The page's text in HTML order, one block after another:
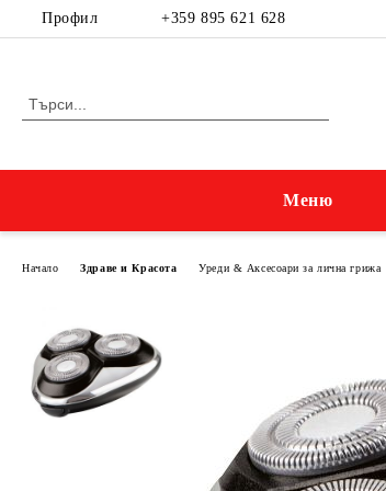
Профил +359 895 621 628
Меню
Начало Здраве и Красота Уреди & Аксесоари за лична грижа